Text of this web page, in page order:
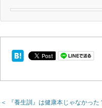
＜ 『養生訓』は健康本じゃなかっ